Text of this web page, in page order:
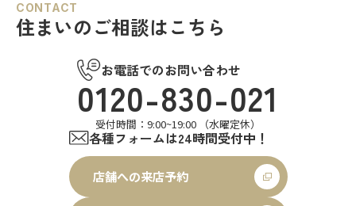
CONTACT
住まいのご相談はこちら
お電話でのお問い合わせ
0120-830-021
受付時間：9:00~19:00 （水曜定休）
各種フォームは24時間受付中！
店舗への来店予約